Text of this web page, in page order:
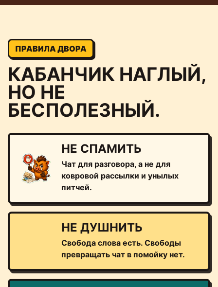
ПРАВИЛА ДВОРА
КАБАНЧИК НАГЛЫЙ,
НО НЕ
БЕСПОЛЕЗНЫЙ.
НЕ СПАМИТЬ
Чат для разговора, а не для
ковровой рассылки и унылых
питчей.
НЕ ДУШНИТЬ
Свобода слова есть. Свободы
превращать чат в помойку нет.